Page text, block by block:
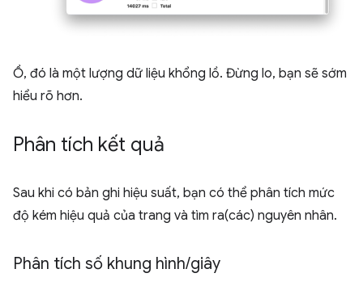
Ồ, đó là một lượng dữ liệu khổng lồ. Đừng lo, bạn sẽ sớm
hiểu rõ hơn.
Phân tích kết quả
Sau khi có bản ghi hiệu suất, bạn có thể phân tích mức
độ kém hiệu quả của trang và tìm ra(các) nguyên nhân.
Phân tích số khung hình/giây